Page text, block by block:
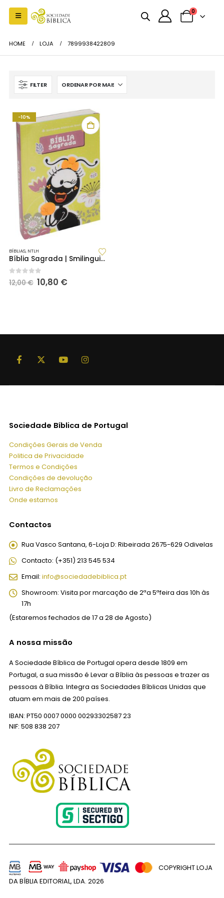
0
HOME LOJA 7899938422809
FILTER
-10%
BÍBLIAS, NTLH
Bíblia Sagrada | Smilinguido | Amarelo (NTLH40M-SMI)
0out of 5
12,00€ O
preço
10,80 €O
Sociedade Bíblica de Portugal
Condições Gerais de Venda
Politica de Privacidade
Termos e Condições
Condições de devolução
Livro de Reclamações
Onde estamos
Contactos
Rua Vasco Santana, 6-Loja D: Ribeirada 2675-629 Odivelas
Contacto: (+351) 213 545 534
Email: info@sociedadebiblica.pt
Showroom: Visita por marcação de 2ªa 5ªfeira das 10h às
17h
(Estaremos fechados de 17 a 28 de Agosto)
A nossa missão
A Sociedade Bíblica de Portugal opera desde 1809 em
Portugal, a sua missão é Levar a Bíblia às pessoas e trazer as
pessoas à Bíblia. Integra as Sociedades Bíblicas Unidas que
atuam em mais de 200 países.
IBAN: PT50 0007 0000 00293302587 23
NIF: 508 838 207
COPYRIGHT LOJA
DA BÍBLIA EDITORIAL, LDA. 2026